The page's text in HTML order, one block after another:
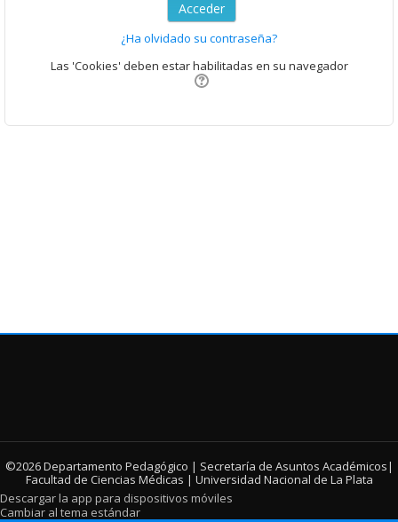
¿Ha olvidado su contraseña?
Las 'Cookies' deben estar habilitadas en su navegador
©2026 Departamento Pedagógico | Secretaría de Asuntos Académicos|
Facultad de Ciencias Médicas | Universidad Nacional de La Plata
Descargar la app para dispositivos móviles
Cambiar al tema estándar